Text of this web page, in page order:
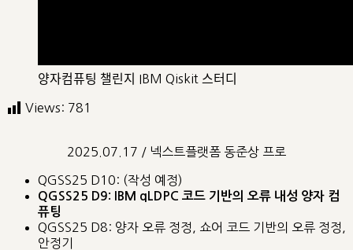
양자컴퓨팅 챌린지 IBM Qiskit 스터디
Views: 781
2025.07.17 / 넥스트플랫폼 동준상 프로
QGSS25 D10: (작성 예정)
QGSS25 D9: IBM qLDPC 코드 기반의 오류 내성 양자 컴
퓨팅
QGSS25 D8: 양자 오류 정정, 쇼어 코드 기반의 오류 정정,
안정기